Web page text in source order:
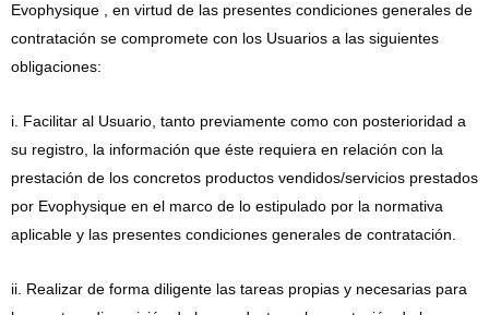
Evophysique , en virtud de las presentes condiciones generales de
contratación se compromete con los Usuarios a las siguientes
obligaciones:
i. Facilitar al Usuario, tanto previamente como con posterioridad a
su registro, la información que éste requiera en relación con la
prestación de los concretos productos vendidos/servicios prestados
por Evophysique en el marco de lo estipulado por la normativa
aplicable y las presentes condiciones generales de contratación.
ii. Realizar de forma diligente las tareas propias y necesarias para